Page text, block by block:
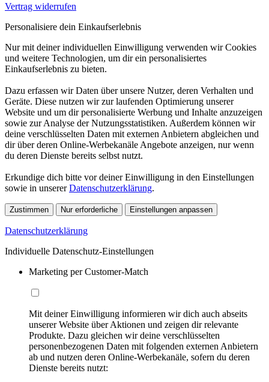
Vertrag widerrufen
Personalisiere dein Einkaufserlebnis
Nur mit deiner individuellen Einwilligung verwenden wir Cookies
und weitere Technologien, um dir ein personalisiertes
Einkaufserlebnis zu bieten.
Dazu erfassen wir Daten über unsere Nutzer, deren Verhalten und
Geräte. Diese nutzen wir zur laufenden Optimierung unserer
Website und um dir personalisierte Werbung und Inhalte anzuzeigen
sowie zur Analyse der Nutzungsstatistiken. Außerdem können wir
deine verschlüsselten Daten mit externen Anbietern abgleichen und
dir über deren Online-Werbekanäle Angebote anzeigen, nur wenn
du deren Dienste bereits selbst nutzt.
Erkundige dich bitte vor deiner Einwilligung in den Einstellungen
sowie in unsererDatenschutzerklärung.
Zustimmen Nur erforderliche Einstellungen anpassen
Datenschutzerklärung
Individuelle Datenschutz-Einstellungen
Marketing per Customer-Match
Mit deiner Einwilligung informieren wir dich auch abseits
unserer Website über Aktionen und zeigen dir relevante
Produkte. Dazu gleichen wir deine verschlüsselten
personenbezogenen Daten mit folgenden externen Anbietern
ab und nutzen deren Online-Werbekanäle, sofern du deren
Dienste bereits nutzt: